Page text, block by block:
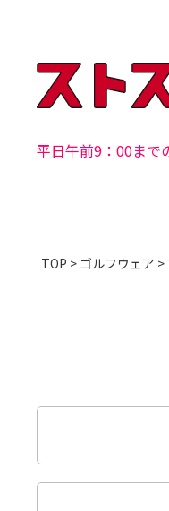
平日午前9：00まで
TOP > ゴルフウェア >